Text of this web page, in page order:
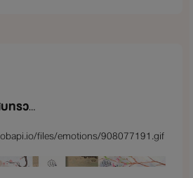
บุษบาหนึ่งหรัด แสบทรวง ฉายา, Magnolia, Stylo romantique